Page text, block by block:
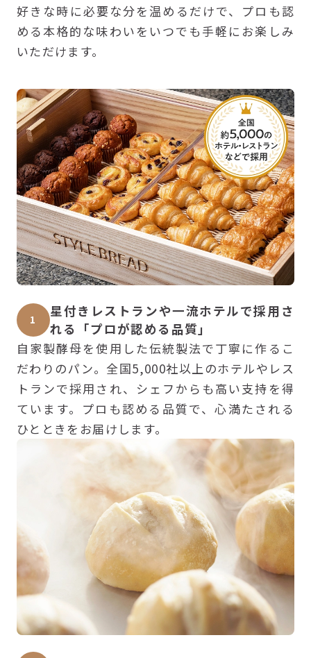
好きな時に必要な分を温めるだけで、プロも認
める本格的な味わいをいつでも手軽にお楽しみ
いただけます。
1
星付きレストランや一流ホテルで採用さ
れる「プロが認める品質」
自家製酵母を使用した伝統製法で丁寧に作るこ
だわりのパン。全国5,000社以上のホテルやレス
トランで採用され、シェフからも高い支持を得
ています。プロも認める品質で、心満たされる
ひとときをお届けします。